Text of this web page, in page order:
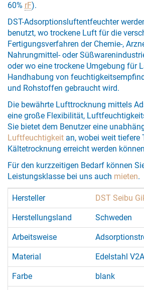
60% rF).
DST-Adsorptionsluftentfeuchter
benutzt, wo trockene Luft für die
Fertigungsverfahren der Chemie-,
Nahrungmittel- oder
oder wo eine trockene Umgebung für
Handhabung von
und Rohstoffen gebraucht wird.
Die bewährte Lufttrocknung mittels
eine große Flexibilität,
Sie bietet dem Benutzer eine
Luftfeuchtigkeit an, wobei weit tiefere
Kältetrocknung erreicht werden
Für den kurzzeitigen Bedarf können
Leistungsklasse bei uns auch mieten.
Hersteller DST Seibu
Herstellungsland Schweden
Arbeitsweise
Material Edelstahl
Farbe blank